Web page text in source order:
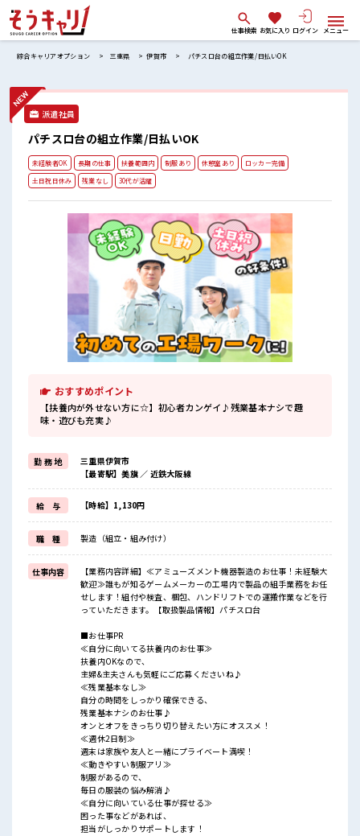
仕事検索 お気に入り ログイン メニュー
綜合キャリアオプション 三重県 伊賀市 パチスロ台の組立作業/日払いOK
派遣社員
パチスロ台の組立作業/日払いOK
未経験者OK 長期の仕事 扶養範囲内 制服あり 休憩室あり
ロッカー完備
土日祝日休み
残業なし 30代が活躍
おすすめポイント
【扶養内が外せない方に☆】初心者カンゲイ♪残業基本ナシで趣
味・遊びも充実♪
勤 務 地
三重県伊賀市
【最寄駅】美旗 ／ 近鉄大阪線
給 与 【時給】1,130円
職 種 製造（組立・組み付け）
仕事内容
【業務内容詳細】≪アミューズメント機器製造のお仕事！未経験大
歓迎≫誰もが知るゲームメーカーの工場内で製品の組手業務をお任
せします！組付や検査、梱包、ハンドリフトでの運搬作業などを行
っていただきます。【取扱製品情報】パチスロ台
■お仕事PR
≪自分に向いてる扶養内のお仕事≫
扶養内OKなので、
主婦&主夫さんも気軽にご応募くださいね♪
≪残業基本なし≫
自分の時間をしっかり確保できる、
残業基本ナシのお仕事♪
オンとオフをきっちり切り替えたい方にオススメ！
≪週休2日制≫
週末は家族や友人と一緒にプライベート満喫！
≪動きやすい制服アリ≫
制服があるので、
毎日の服装の悩み解消♪
≪自分に向いている仕事が探せる≫
困った事などがあれば、
担当がしっかりサポートします！